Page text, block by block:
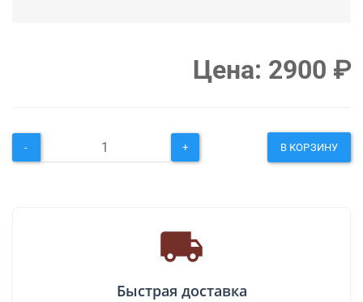
Цена: 2900 ₽
- + В КОРЗИНУ
Быстрая доставка